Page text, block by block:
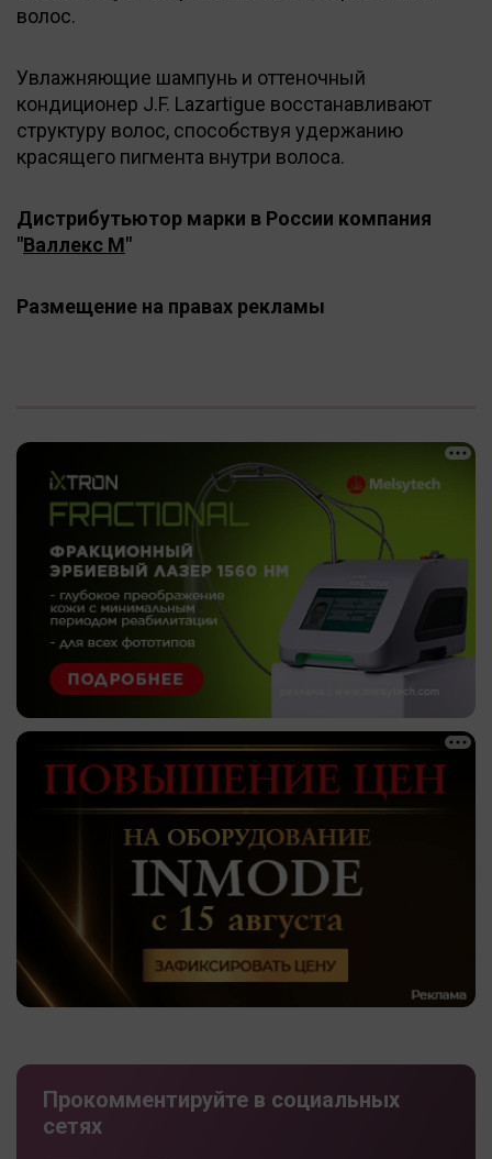
волос.
Увлажняющие шампунь и оттеночный
кондиционер J.F. Lazartigue восстанавливают
структуру волос, способствуя удержанию
красящего пигмента внутри волоса.
Дистрибутьютор марки в России компания
"Валлекс М"
Размещение на правах рекламы
Прокомментируйте в социальных
сетях